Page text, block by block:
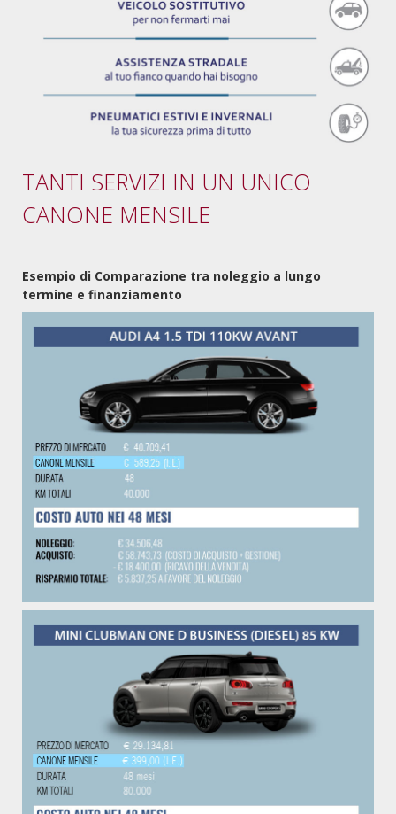
TANTI SERVIZI IN UN UNICO
CANONE MENSILE
Esempio di Comparazione tra noleggio a lungo
termine e finanziamento